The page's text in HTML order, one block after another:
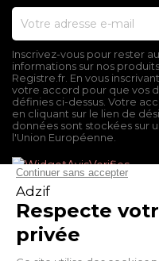
Inscrivez-vous pour rester
informations sur nos
Registre.fr. En vous
votre accord pour que vos
définies ci-dessus. Votre
en cliquant sur le lien de
données sont stockées sur
l'Union Européenne.